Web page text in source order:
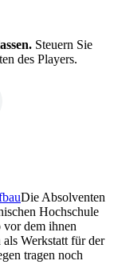
Steuern Sie
des Players.
Die Absolventen
Hochschule
vor dem ihnen
Werkstatt für der
tragen noch